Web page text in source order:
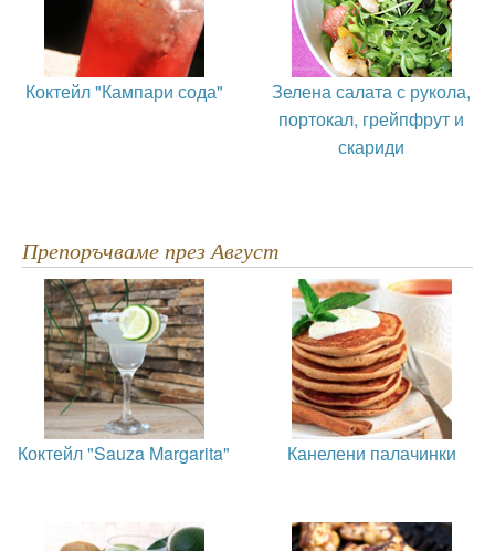
Коктейл "Кампари сода"
Зелена салата с рукола,
портокал, грейпфрут и
скариди
Препоръчваме през Август
Коктейл "Sauza Margarita" Канелени палачинки